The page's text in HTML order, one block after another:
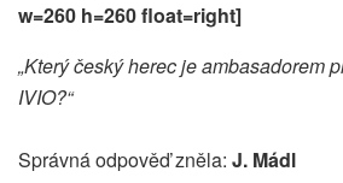
w=260 h=260 float=right]
„Který český herec je ambasadorem
IVIO?“
Správná odpověď zněla: J. Mádl